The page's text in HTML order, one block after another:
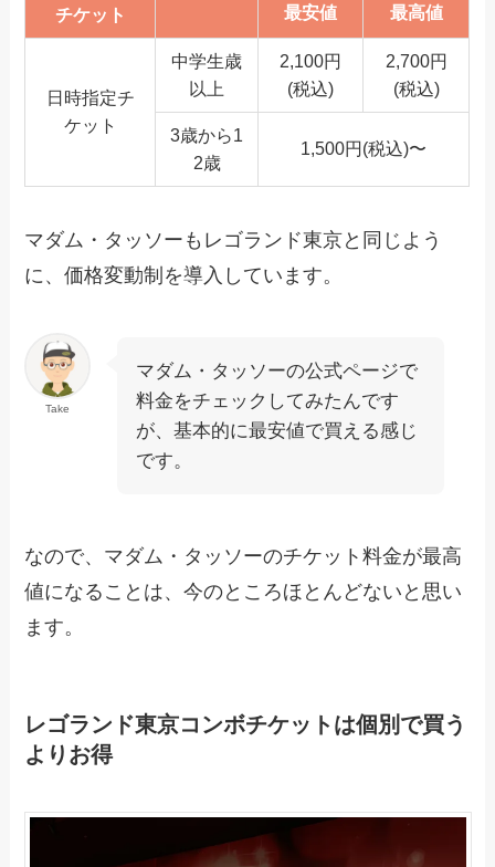
チケット
最安値 最高値
日時指定チ
ケット
中学生歳
以上
2,100円
(税込)
2,700円
(税込)
3歳から1
2歳
1,500円(税込)〜
マダム・タッソーもレゴランド東京と同じよう
に、価格変動制を導入しています。
Take
マダム・タッソーの公式ページで
料金をチェックしてみたんです
が、基本的に最安値で買える感じ
です。
なので、マダム・タッソーのチケット料金が最高
値になることは、今のところほとんどないと思い
ます。
レゴランド東京コンボチケットは個別で買う
よりお得